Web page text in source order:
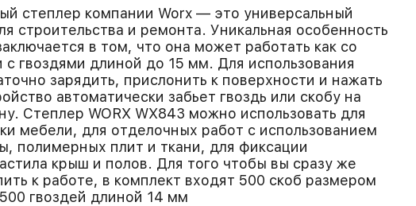
степлер компании Worx — это универсальный
строительства и ремонта. Уникальная особенность
в том, что она может работать как со
с гвоздями длиной до 15 мм. Для использования
зарядить, прислонить к поверхности и нажать
автоматически забьет гвоздь или скобу на
Степлер WORX WX843 можно использовать для
мебели, для отделочных работ с использованием
полимерных плит и ткани, для фиксации
крыш и полов. Для того чтобы вы сразу же
к работе, в комплект входят 500 скоб размером
гвоздей длиной 14 мм